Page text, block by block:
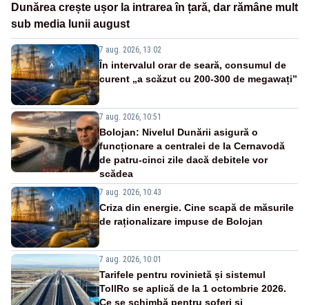
Dunărea crește ușor la intrarea în țară, dar rămâne mult
sub media lunii august
7 aug. 2026, 13:02
În intervalul orar de seară, consumul de
curent „a scăzut cu 200-300 de megawați”
7 aug. 2026, 10:51
Bolojan: Nivelul Dunării asigură o
funcționare a centralei de la Cernavodă
de patru-cinci zile dacă debitele vor
scădea
7 aug. 2026, 10:43
Criza din energie. Cine scapă de măsurile
de raționalizare impuse de Bolojan
7 aug. 2026, 10:01
Tarifele pentru rovinietă și sistemul
TollRo se aplică de la 1 octombrie 2026.
Ce se schimbă pentru șoferi și